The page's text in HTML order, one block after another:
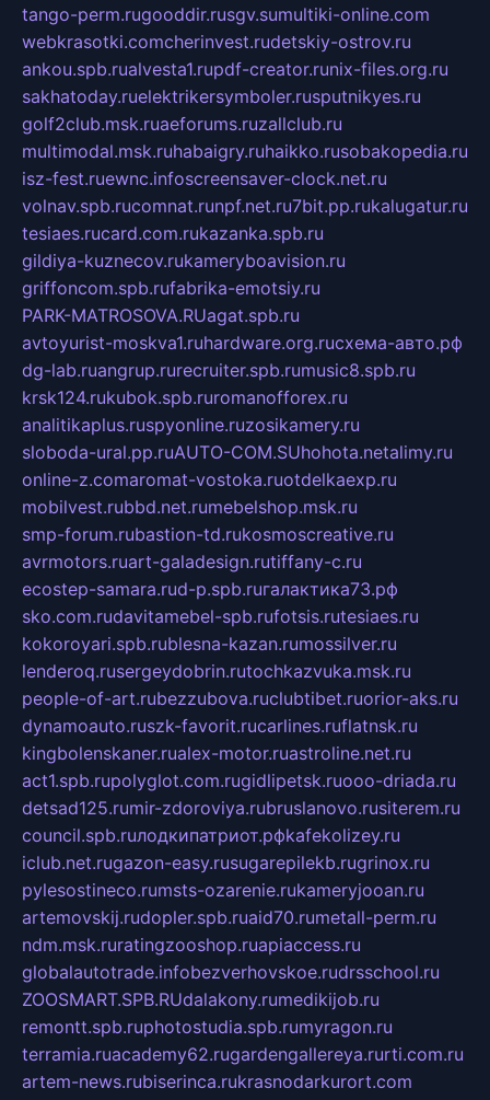
tango-perm.rugooddir.rusgv.sumultiki-online.com
webkrasotki.comcherinvest.rudetskiy-ostrov.ru
ankou.spb.rualvesta1.rupdf-creator.runix-files.org.ru
sakhatoday.ruelektrikersymboler.rusputnikyes.ru
golf2club.msk.ruaeforums.ruzallclub.ru
multimodal.msk.ruhabaigry.ruhaikko.rusobakopedia.ru
isz-fest.ruewnc.infoscreensaver-clock.net.ru
volnav.spb.rucomnat.runpf.net.ru7bit.pp.rukalugatur.ru
tesiaes.rucard.com.rukazanka.spb.ru
gildiya-kuznecov.rukameryboavision.ru
griffoncom.spb.rufabrika-emotsiy.ru
PARK-MATROSOVA.RUagat.spb.ru
avtoyurist-moskva1.ruhardware.org.ruсхема-авто.рф
dg-lab.ruangrup.rurecruiter.spb.rumusic8.spb.ru
krsk124.rukubok.spb.ruromanofforex.ru
analitikaplus.ruspyonline.ruzosikamery.ru
sloboda-ural.pp.ruAUTO-COM.SUhohota.netalimy.ru
online-z.comaromat-vostoka.ruotdelkaexp.ru
mobilvest.rubbd.net.rumebelshop.msk.ru
smp-forum.rubastion-td.rukosmoscreative.ru
avrmotors.ruart-galadesign.rutiffany-c.ru
ecostep-samara.rud-p.spb.ruгалактика73.рф
sko.com.rudavitamebel-spb.rufotsis.rutesiaes.ru
kokoroyari.spb.rublesna-kazan.rumossilver.ru
lenderoq.rusergeydobrin.rutochkazvuka.msk.ru
people-of-art.rubezzubova.ruclubtibet.ruorior-aks.ru
dynamoauto.ruszk-favorit.rucarlines.ruflatnsk.ru
kingbolenskaner.rualex-motor.ruastroline.net.ru
act1.spb.rupolyglot.com.rugidlipetsk.ruooo-driada.ru
detsad125.rumir-zdoroviya.rubruslanovo.rusiterem.ru
council.spb.ruлодкипатриот.рфkafekolizey.ru
iclub.net.rugazon-easy.rusugarepilekb.rugrinox.ru
pylesostineco.rumsts-ozarenie.rukameryjooan.ru
artemovskij.rudopler.spb.ruaid70.rumetall-perm.ru
ndm.msk.ruratingzooshop.ruapiaccess.ru
globalautotrade.infobezverhovskoe.rudrsschool.ru
ZOOSMART.SPB.RUdalakony.rumedikijob.ru
remontt.spb.ruphotostudia.spb.rumyragon.ru
terramia.ruacademy62.rugardengallereya.rurti.com.ru
artem-news.rubiserinca.rukrasnodarkurort.com